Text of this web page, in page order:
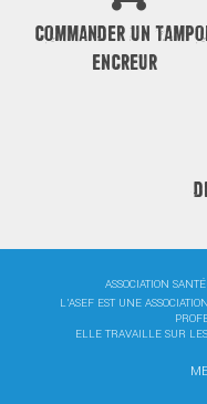
COMMANDER UN
ENCREUR
ASSOCIATION
L'ASEF EST UNE
ELLE TRAVAILLE SUR